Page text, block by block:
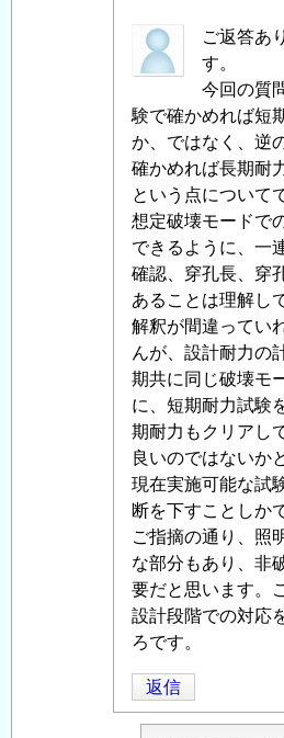
中
筋
之
に
よ
る
「Re:
(参
考)
ト
ン
ネ
ル
照
明
用
ア
ン
カ
ー
ボ
ル
ト
現
地
ご返答あ
す。
今回の質
験で確かめれば短
か、ではなく、逆
確かめれば長期耐
という点について
想定破壊モードで
できるように、一
確認、穿孔長、穿
あることは理解し
解釈が間違ってい
んが、設計耐力の
期共に同じ破壊モ
に、短期耐力試験
期耐力もクリアし
良いのではないか
現在実施可能な試
断を下すことしか
ご指摘の通り、照
な部分もあり、非
要だと思います。
設計段階での対応
ろです。
返信